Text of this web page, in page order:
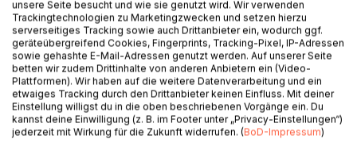
Titel bewerten
BESCHREIBUNG
unsere Seite besucht und wie sie genutzt wird. Wir verwenden
Trackingtechnologien zu Marketingzwecken und setzen hierzu
serverseitiges Tracking sowie auch Drittanbieter ein, wodurch ggf.
geräteübergreifend Cookies, Fingerprints, Tracking-Pixel, IP-Adressen
sowie gehashte E-Mail-Adressen genutzt werden. Auf unserer Seite
betten wir zudem Drittinhalte von anderen Anbietern ein (Video-
Plattformen). Wir haben auf die weitere Datenverarbeitung und ein
etwaiges Tracking durch den Drittanbieter keinen Einfluss. Mit deiner
Einstellung willigst du in die oben beschriebenen Vorgänge ein. Du
kannst deine Einwilligung (z. B. im Footer unter „Privacy-Einstellungen“)
jederzeit mit Wirkung für die Zukunft widerrufen. (BoD-Impressum)